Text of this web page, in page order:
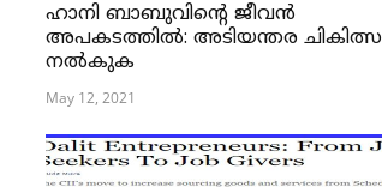
ഹാനി ബാബുവിന്റെ ജീവൻ
അപകടത്തിൽ: അടിയന്തര ചികിത്സ
നൽകുക
May 12, 2021